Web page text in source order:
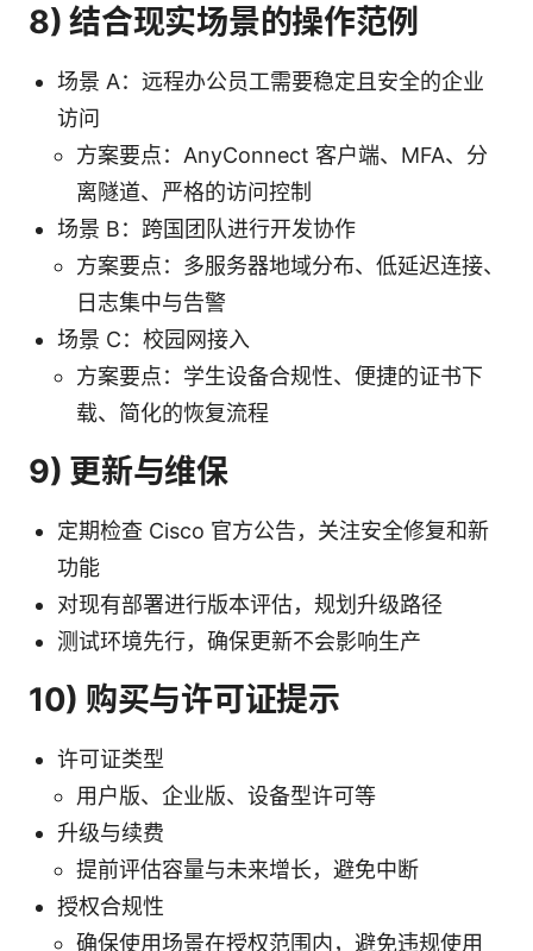
8) 结合现实场景的操作范例
场景 A：远程办公员工需要稳定且安全的企业
访问
方案要点：AnyConnect 客户端、MFA、分
离隧道、严格的访问控制
场景 B：跨国团队进行开发协作
方案要点：多服务器地域分布、低延迟连接、
日志集中与告警
场景 C：校园网接入
方案要点：学生设备合规性、便捷的证书下
载、简化的恢复流程
9) 更新与维保
定期检查 Cisco 官方公告，关注安全修复和新
功能
对现有部署进行版本评估，规划升级路径
测试环境先行，确保更新不会影响生产
10) 购买与许可证提示
许可证类型
用户版、企业版、设备型许可等
升级与续费
提前评估容量与未来增长，避免中断
授权合规性
确保使用场景在授权范围内，避免违规使用